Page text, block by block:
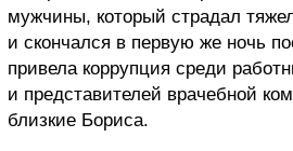
мужчины, который страдал
и скончался в первую же ночь
привела коррупция среди
и представителей врачебной
близкие Бориса.